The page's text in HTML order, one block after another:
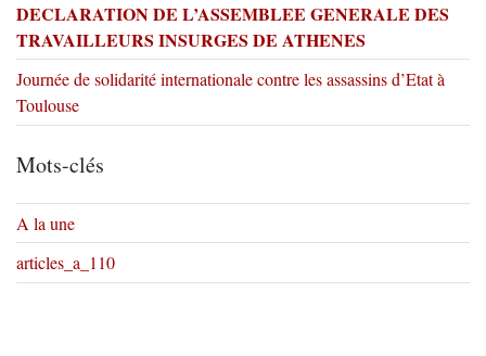
DECLARATION DE L’ASSEMBLEE GENERALE DES
TRAVAILLEURS INSURGES DE ATHENES
Journée de solidarité internationale contre les assassins d’Etat à
Toulouse
Mots-clés
A la une
articles_a_110